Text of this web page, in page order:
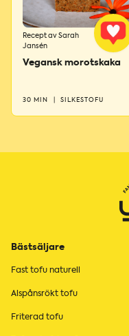
Recept av Sarah
Jansén
Vegansk morotskaka
30 MIN SILKESTOFU
Bästsäljare
Fast tofu naturell
Alspånsrökt tofu
Friterad tofu